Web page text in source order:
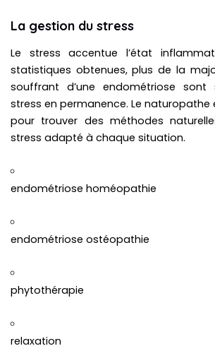
La gestion du stress
Le stress accentue l’état
statistiques obtenues, plus de la
souffrant d’une endométriose
stress en permanence. Le naturopathe
pour trouver des méthodes
stress adapté à chaque situation.
endométriose homéopathie
endométriose ostéopathie
phytothérapie
relaxation